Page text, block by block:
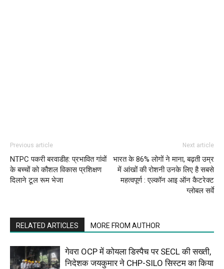
Previous article
NTPC पकरी बरवाडीह: प्रभावित गांवों
के बच्चों को कौशल विकास प्रशिक्षण
दिलाने टूल रूम भेजा
Next article
भारत के 86% लोगों ने माना, बढ़ती उम्र
में आंखों की रोशनी उनके लिए है सबसे
महत्वपूर्ण : एल्‍कॉन आइ ऑन कैटरेक्‍ट
ग्लोबल सर्वे
RELATED ARTICLES MORE FROM AUTHOR
गेवरा OCP में कोयला डिस्पैच पर SECL की सख्ती,
निदेशक जयकुमार ने CHP-SILO सिस्टम का किया